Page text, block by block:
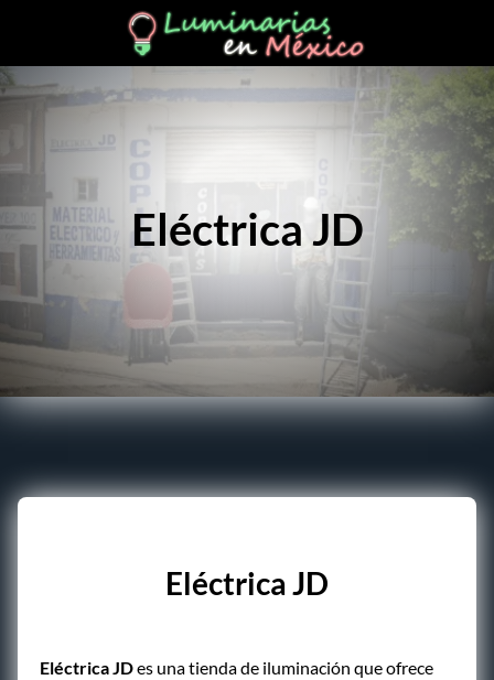
Eléctrica JD
Eléctrica JD
Eléctrica JDes una tienda de iluminación que ofrece